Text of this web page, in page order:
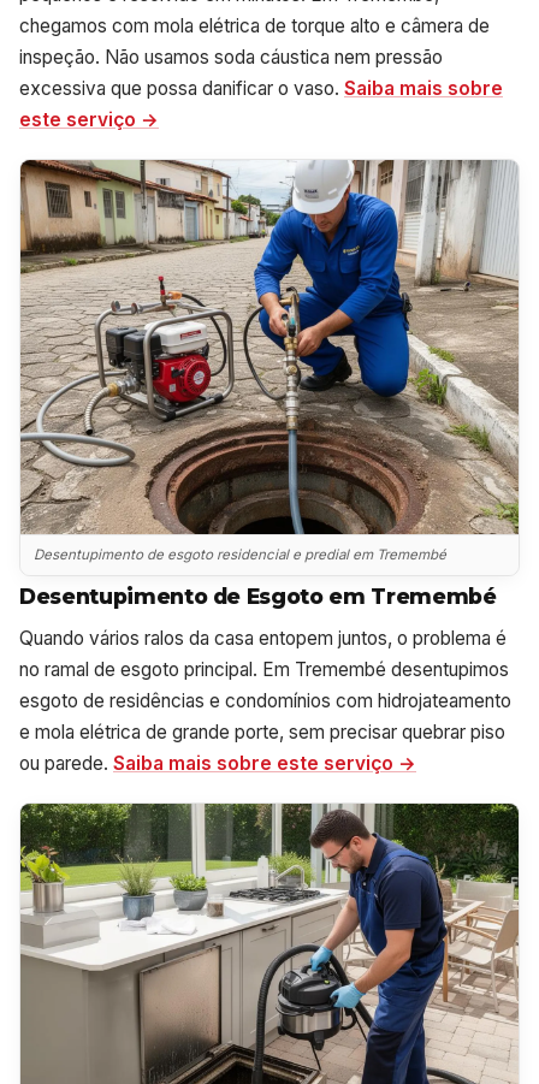
chegamos com mola elétrica de torque alto e câmera de
inspeção. Não usamos soda cáustica nem pressão
excessiva que possa danificar o vaso. Saiba mais sobre
este serviço →
Desentupimento de esgoto residencial e predial em Tremembé
Desentupimento de Esgoto em Tremembé
Quando vários ralos da casa entopem juntos, o problema é
no ramal de esgoto principal. Em Tremembé desentupimos
esgoto de residências e condomínios com hidrojateamento
e mola elétrica de grande porte, sem precisar quebrar piso
ou parede. Saiba mais sobre este serviço →